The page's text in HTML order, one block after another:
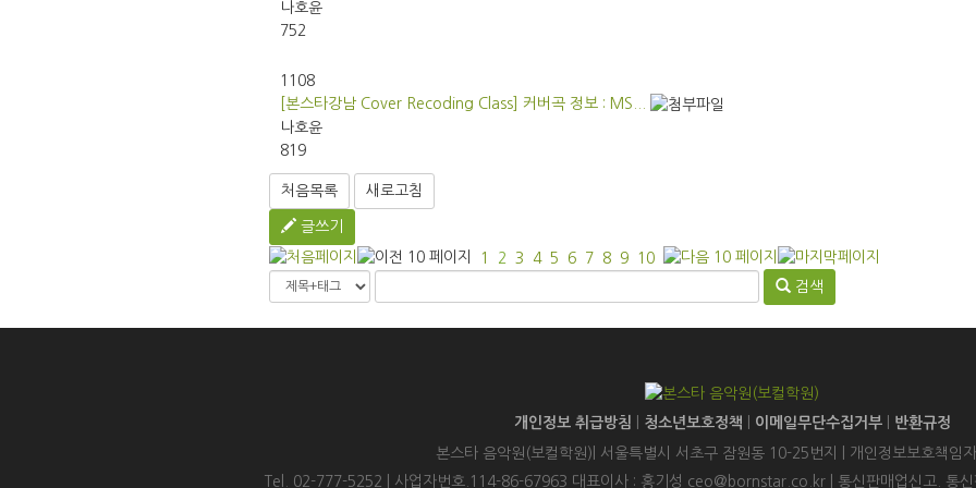
나호윤
752
1108
[본스타강남 Cover Recoding Class] 커버곡 정보 : MS...
나호윤
819
처음목록 새로고침
글쓰기
1 2 3 4 5 6 7 8 9
10
검색
개인정보 취급방침 청소년보호정책 이메일무단수집거부|
반환규정
본스타 음악원(보컬학원)| 서울특별시 서초구 잠원동 10-25번지 | 개인정보보호책임
Tel. 02-777-5252 | 사업자번호.114-86-67963 대표이사 : 홍기성 ceo@bornstar.co.kr | 통신판매업신고. 통